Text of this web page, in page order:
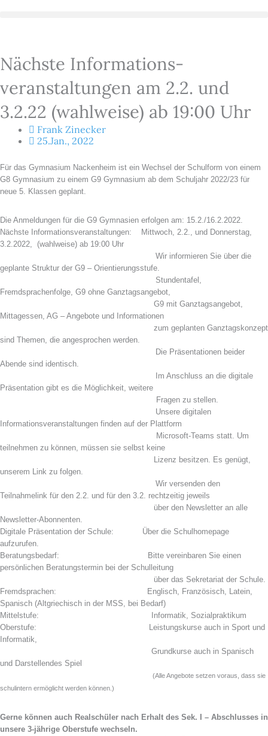
Nächste Informations-
veranstaltungen am 2.2. und
3.2.22 (wahlweise) ab 19:00 Uhr
Frank Zinecker
25.Jan., 2022
Für das Gymnasium Nackenheim ist ein Wechsel der Schulform von einem
G8 Gymnasium zu einem G9 Gymnasium ab dem Schuljahr 2022/23 für
neue 5. Klassen geplant.
Die Anmeldungen für die G9 Gymnasien erfolgen am: 15.2./16.2.2022.
Nächste Informationsveranstaltungen: Mittwoch, 2.2., und Donnerstag,
3.2.2022, (wahlweise) ab 19:00 Uhr
Wir informieren Sie über die
geplante Struktur der G9 – Orientierungsstufe.
Stundentafel,
Fremdsprachenfolge, G9 ohne Ganztagsangebot,
G9 mit Ganztagsangebot,
Mittagessen, AG – Angebote und Informationen
zum geplanten Ganztagskonzept
sind Themen, die angesprochen werden.
Die Präsentationen beider
Abende sind identisch.
Im Anschluss an die digitale
Präsentation gibt es die Möglichkeit, weitere
Fragen zu stellen.
Unsere digitalen
Informationsveranstaltungen finden auf der Plattform
Microsoft-Teams statt. Um
teilnehmen zu können, müssen sie selbst keine
Lizenz besitzen. Es genügt,
unserem Link zu folgen.
Wir versenden den
Teilnahmelink für den 2.2. und für den 3.2. rechtzeitig jeweils
über den Newsletter an alle
Newsletter-Abonnenten.
Digitale Präsentation der Schule: Über die Schulhomepage
aufzurufen.
Beratungsbedarf: Bitte vereinbaren Sie einen
persönlichen Beratungstermin bei der Schulleitung
über das Sekretariat der Schule.
Fremdsprachen: Englisch, Französisch, Latein,
Spanisch (Altgriechisch in der MSS, bei Bedarf)
Mittelstufe: Informatik, Sozialpraktikum
Oberstufe: Leistungskurse auch in Sport und
Informatik,
Grundkurse auch in Spanisch
und Darstellendes Spiel
(Alle Angebote setzen voraus, dass sie
schulintern ermöglicht werden können.)
Gerne können auch Realschüler nach Erhalt des Sek. I – Abschlusses in
unsere 3-jährige Oberstufe wechseln.